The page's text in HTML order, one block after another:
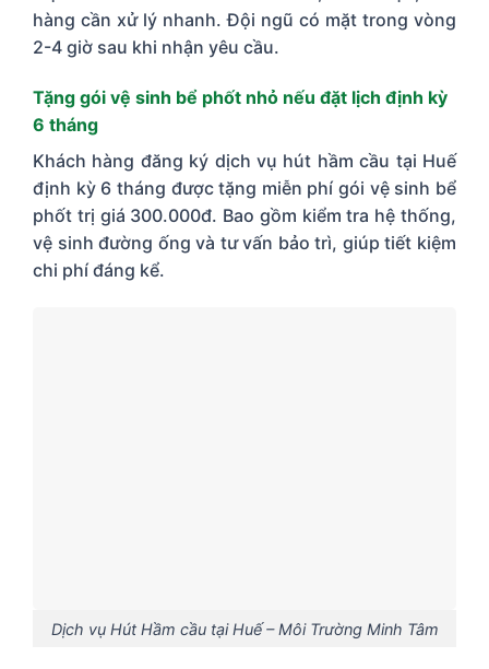
hàng cần xử lý nhanh. Đội ngũ có mặt trong vòng
2-4 giờ sau khi nhận yêu cầu.
Tặng gói vệ sinh bể phốt nhỏ nếu đặt lịch định kỳ
6 tháng
Khách hàng đăng ký dịch vụ hút hầm cầu tại Huế
định kỳ 6 tháng được tặng miễn phí gói vệ sinh bể
phốt trị giá 300.000đ. Bao gồm kiểm tra hệ thống,
vệ sinh đường ống và tư vấn bảo trì, giúp tiết kiệm
chi phí đáng kể.
Dịch vụ Hút Hầm cầu tại Huế – Môi Trường Minh Tâm